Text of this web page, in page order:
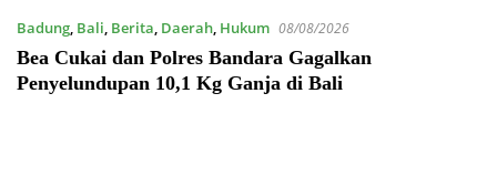
Badung, Bali, Berita, Daerah, Hukum 08/08/2026
Bea Cukai dan Polres Bandara Gagalkan
Penyelundupan 10,1 Kg Ganja di Bali